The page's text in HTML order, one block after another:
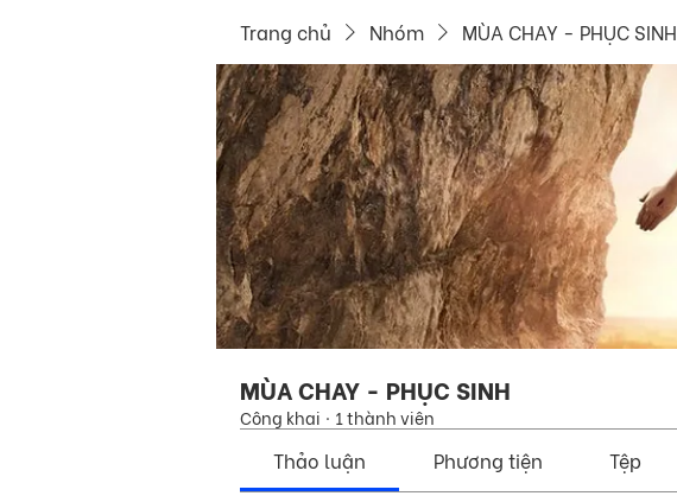
Trang chủ Nhóm MÙA CHAY - PHỤC SINH
MÙA CHAY - PHỤC SINH
Công khai · 1 thành viên
Thảo luận Phương tiện Tệp